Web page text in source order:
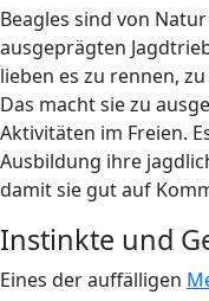
Beagles sind von
ausgeprägten
lieben es zu rennen,
Das macht sie zu
Aktivitäten im Freien.
Ausbildung ihre
damit sie gut auf
Instinkte und
Eines der auffälligen